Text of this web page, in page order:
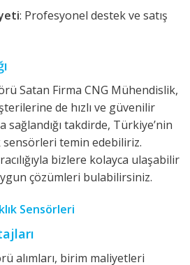
: Profesyonel destek ve satış
Satan Firma CNG Mühendislik,
de hızlı ve güvenilir
sağlandığı takdirde, Türkiye’nin
sensörleri temin edebiliriz.
bizlere kolayca ulaşabilir
çözümleri bulabilirsiniz.
Sensörleri
alımları, birim maliyetleri